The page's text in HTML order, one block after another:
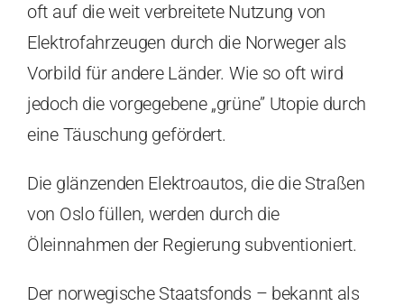
oft auf die weit verbreitete Nutzung von
Elektrofahrzeugen durch die Norweger als
Vorbild für andere Länder. Wie so oft wird
jedoch die vorgegebene „grüne” Utopie durch
eine Täuschung gefördert.
Die glänzenden Elektroautos, die die Straßen
von Oslo füllen, werden durch die
Öleinnahmen der Regierung subventioniert.
Der norwegische Staatsfonds – bekannt als